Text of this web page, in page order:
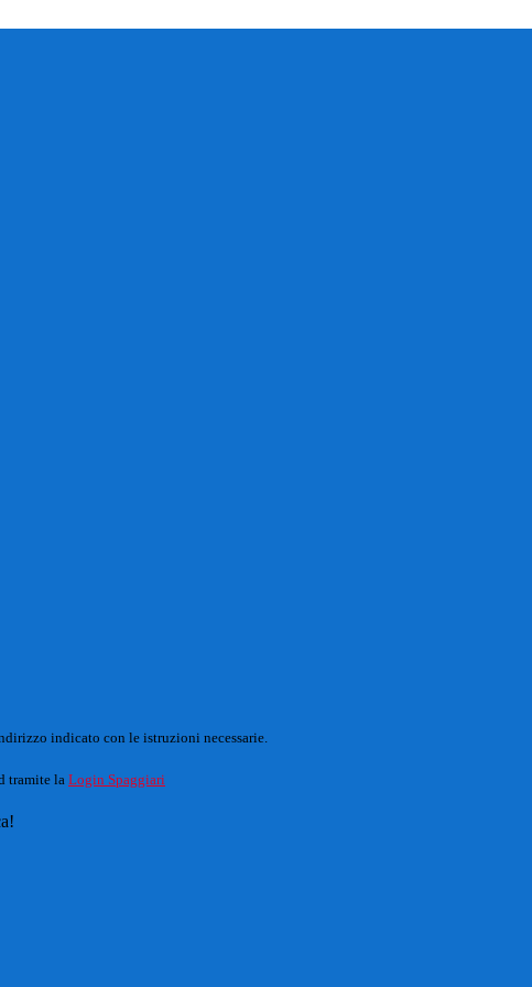
indicato con le istruzioni necessarie.
tramite la Login Spaggiari